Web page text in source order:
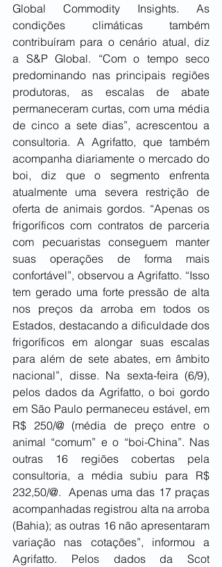
Global Commodity Insights. As
condições climáticas também
contribuíram para o cenário atual, diz
a S&P Global. “Com o tempo seco
predominando nas principais regiões
produtoras, as escalas de abate
permaneceram curtas, com uma média
de cinco a sete dias”, acrescentou a
consultoria. A Agrifatto, que também
acompanha diariamente o mercado do
boi, diz que o segmento enfrenta
atualmente uma severa restrição de
oferta de animais gordos. “Apenas os
frigoríficos com contratos de parceria
com pecuaristas conseguem manter
suas operações de forma mais
confortável”, observou a Agrifatto. “Isso
tem gerado uma forte pressão de alta
nos preços da arroba em todos os
Estados, destacando a dificuldade dos
frigoríficos em alongar suas escalas
para além de sete abates, em âmbito
nacional”, disse. Na sexta-feira (6/9),
pelos dados da Agrifatto, o boi gordo
em São Paulo permaneceu estável, em
R$ 250/@ (média de preço entre o
animal “comum” e o “boi-China”. Nas
outras 16 regiões cobertas pela
consultoria, a média subiu para R$
232,50/@.  Apenas uma das 17 praças
acompanhadas registrou alta na arroba
(Bahia); as outras 16 não apresentaram
variação nas cotações”, informou a
Agrifatto. Pelos dados da Scot